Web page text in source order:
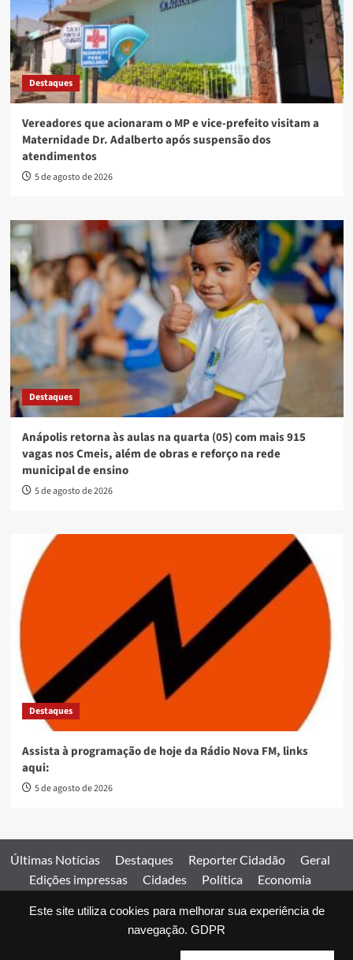
Este site utiliza cookies para melhorar sua experiência de
navegação. GDPR
Destaques
Vereadores que acionaram o MP e vice-prefeito visitam a
Maternidade Dr. Adalberto após suspensão dos
atendimentos
5 de agosto de 2026
Destaques
Anápolis retorna às aulas na quarta (05) com mais 915
vagas nos Cmeis, além de obras e reforço na rede
municipal de ensino
5 de agosto de 2026
Destaques
Assista à programação de hoje da Rádio Nova FM, links
aqui:
5 de agosto de 2026
Últimas Notícias Destaques Reporter Cidadão
Geral
Edições impressas
Cidades Política
Economia
Comercial
Edições impressas Expediente Home